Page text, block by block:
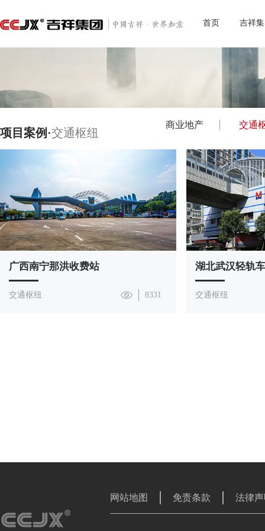
首页 吉祥
项目案例·交通枢纽
商业地产 交通
广西南宁那洪收费站
交通枢纽 8331
湖北武汉轻轨
交通枢纽
网站地图 免责条款 法律